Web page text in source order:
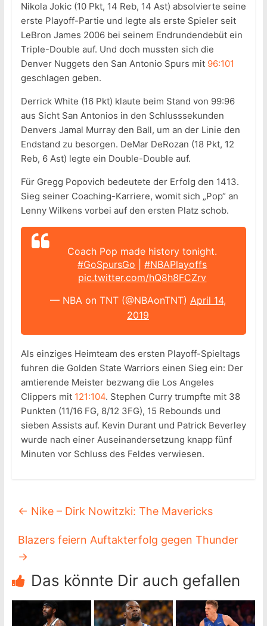
Nikola Jokic (10 Pkt, 14 Reb, 14 Ast) absolvierte seine
erste Playoff-Partie und legte als erste Spieler seit
LeBron James 2006 bei seinem Endrundendebüt ein
Triple-Double auf. Und doch mussten sich die
Denver Nuggets den San Antonio Spurs mit 96:101
geschlagen geben.
Derrick White (16 Pkt) klaute beim Stand von 99:96
aus Sicht San Antonios in den Schlusssekunden
Denvers Jamal Murray den Ball, um an der Linie den
Endstand zu besorgen. DeMar DeRozan (18 Pkt, 12
Reb, 6 Ast) legte ein Double-Double auf.
Für Gregg Popovich bedeutete der Erfolg den 1413.
Sieg seiner Coaching-Karriere, womit sich „Pop“ an
Lenny Wilkens vorbei auf den ersten Platz schob.
Coach Pop made history tonight.
#GoSpursGo |#NBAPlayoffs
pic.twitter.com/hQ8h8FCZrv
— NBA on TNT (@NBAonTNT) April 14,
2019
Als einziges Heimteam des ersten Playoff-Spieltags
fuhren die Golden State Warriors einen Sieg ein: Der
amtierende Meister bezwang die Los Angeles
Clippers mit 121:104. Stephen Curry trumpfte mit 38
Punkten (11/16 FG, 8/12 3FG), 15 Rebounds und
sieben Assists auf. Kevin Durant und Patrick Beverley
wurde nach einer Auseinandersetzung knapp fünf
Minuten vor Schluss des Feldes verwiesen.
← Nike – Dirk Nowitzki: The Mavericks
Blazers feiern Auftakterfolg gegen Thunder
→
Das könnte Dir auch gefallen